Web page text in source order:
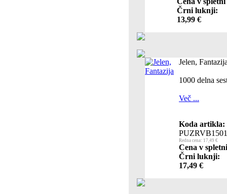
Črni luknji:
13,99 €
Jelen,
1000 delna
Več ...
Koda artikla:
Redna cena: 17,49 €
Cena v spletni
Črni luknji:
17,49 €